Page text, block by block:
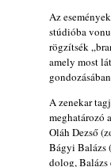
Ma 40
Florian
2026.
2026.
Az
stúdióba
rögzítsék
amely most
A zenekar
meghatározó
Oláh Dezső
Bágyi Balázs
dolog,